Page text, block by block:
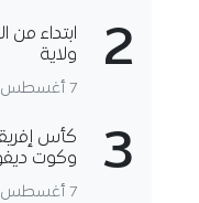
2
ولاية
7 أغسطس 2026
3
كأس
وكوت
7 أغسطس 2026